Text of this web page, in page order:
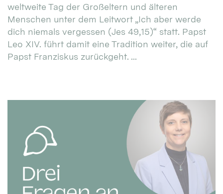
weltweite Tag der Großeltern und älteren
Menschen unter dem Leitwort „Ich aber werde
dich niemals vergessen (Jes 49,15)“ statt. Papst
Leo XIV. führt damit eine Tradition weiter, die auf
Papst Franziskus zurückgeht. ...